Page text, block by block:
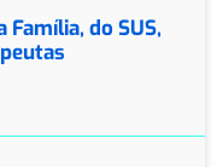
Família, do SUS,